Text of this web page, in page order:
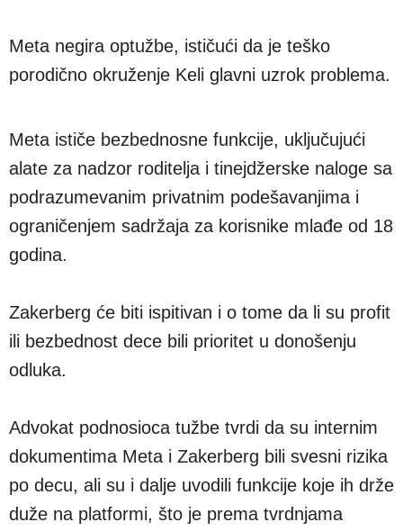
Meta negira optužbe, ističući da je teško
porodično okruženje Keli glavni uzrok problema.
Meta ističe bezbednosne funkcije, uključujući
alate za nadzor roditelja i tinejdžerske naloge sa
podrazumevanim privatnim podešavanjima i
ograničenjem sadržaja za korisnike mlađe od 18
godina.
Zakerberg će biti ispitivan i o tome da li su profit
ili bezbednost dece bili prioritet u donošenju
odluka.
Advokat podnosioca tužbe tvrdi da su internim
dokumentima Meta i Zakerberg bili svesni rizika
po decu, ali su i dalje uvodili funkcije koje ih drže
duže na platformi, što je prema tvrdnjama